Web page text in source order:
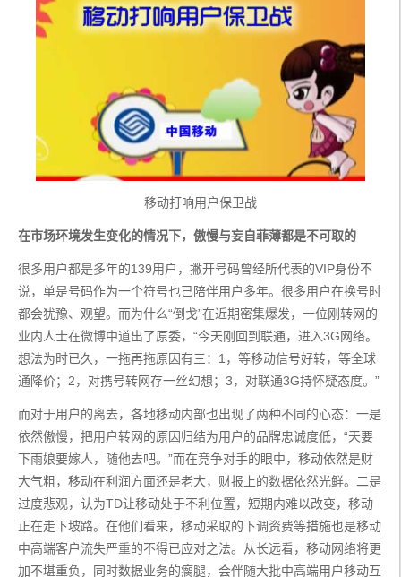
移动打响用户保卫战
在市场环境发生变化的情况下，傲慢与妄自菲薄都是不可取的
很多用户都是多年的139用户，撇开号码曾经所代表的VIP身份不
说，单是号码作为一个符号也已陪伴用户多年。很多用户在换号时
都会犹豫、观望。而为什么“倒戈”在近期密集爆发，一位刚转网的
业内人士在微博中道出了原委，“今天刚回到联通，进入3G网络。
想法为时已久，一拖再拖原因有三：1，等移动信号好转，等全球
通降价；2，对携号转网存一丝幻想；3，对联通3G持怀疑态度。”
而对于用户的离去，各地移动内部也出现了两种不同的心态：一是
依然傲慢，把用户转网的原因归结为用户的品牌忠诚度低，“天要
下雨娘要嫁人，随他去吧。”而在竞争对手的眼中，移动依然是财
大气粗，移动在利润方面还是老大，财报上的数据依然光鲜。二是
过度悲观，认为TD让移动处于不利位置，短期内难以改变，移动
正在走下坡路。在他们看来，移动采取的下调资费等措施也是移动
中高端客户流失严重的不得已应对之法。从长远看，移动网络将更
加不堪重负，同时数据业务的瘸腿，会伴随大批中高端用户移动互